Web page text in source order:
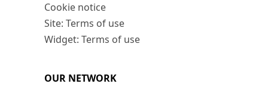
Cookie notice
Site: Terms of use
Widget: Terms of use
OUR NETWORK